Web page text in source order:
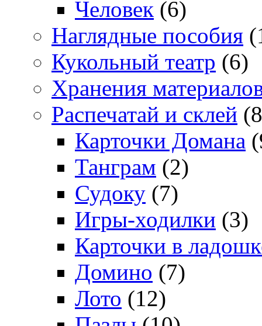
Человек (6)
Наглядные пособия
Кукольный театр (6)
Хранения
Распечатай и склей
Карточки Домана
Танграм (2)
Судоку (7)
Игры-ходилки (3)
Карточки в
Домино (7)
Лото (12)